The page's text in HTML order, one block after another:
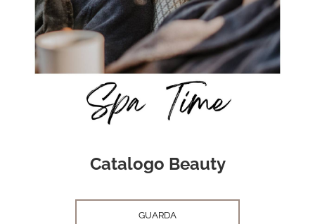
Catalogo Beauty
GUARDA